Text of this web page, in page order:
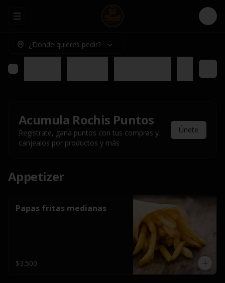
Abrir menu de navegación Login
¿Dónde quieres pedir?
Acumula Rochis Puntos
Regístrate, gana puntos con tus compras y
canjealos por productos y más
Únete
Appetizer
Papas fritas medianas
$3.500